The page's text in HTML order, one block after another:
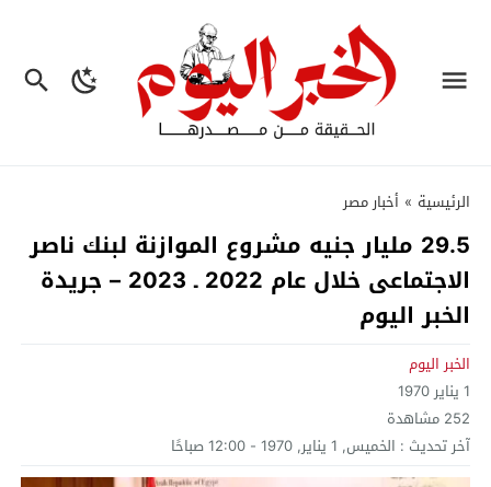
الرئيسية » أخبار مصر
29.5 مليار جنيه مشروع الموازنة لبنك ناصر
الاجتماعى خلال عام 2022 ـ 2023 – جريدة
الخبر اليوم
الخبر اليوم
1 يناير 1970
252 مشاهدة
آخر تحديث : الخميس, 1 يناير, 1970 - 12:00 صباحًا